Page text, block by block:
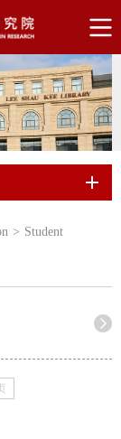
> Student